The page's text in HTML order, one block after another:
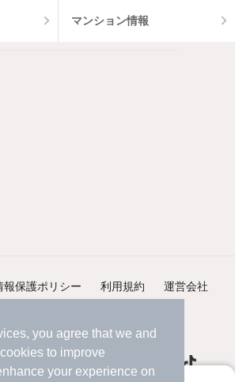
you agree that we and
to improve
your experience on
マンション情報
報保護ポリシー 利用規約 運営会社